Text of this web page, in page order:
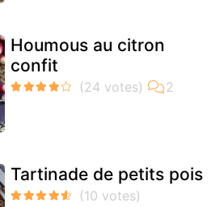
Houmous au citron
confit
Tartinade de petits pois